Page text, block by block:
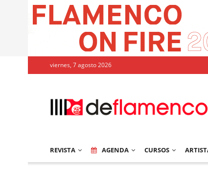
viernes, 7 agosto 2026
REVISTA AGENDA CURSOS